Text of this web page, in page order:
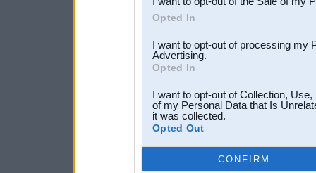
Opted In
I want to opt-out of processing my
Advertising.
Opted In
I want to opt-out of Collection,
of my Personal Data that Is
it was collected.
Opted Out
CONFIRM